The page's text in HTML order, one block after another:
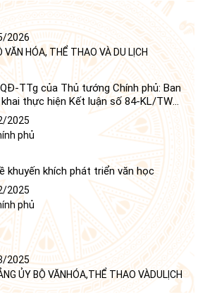
2026
VĂN HÓA, THỂ THAO VÀ DU LỊCH
TTg của Thủ tướng Chính phủ: Ban
thực hiện Kết luận số 84-KL/TW
2024 của Bộ Chính trị tiếp tục thực
NQ/TW ngày 16 tháng 6 năm 2008
X) về "tiếp tục xây dựng và phát triển
thời kỳ mới"
2025
phủ
khuyến khích phát triển văn học
2025
phủ
2025
ỦY BỘ VĂNHÓA,THỂ THAO VÀDULỊCH